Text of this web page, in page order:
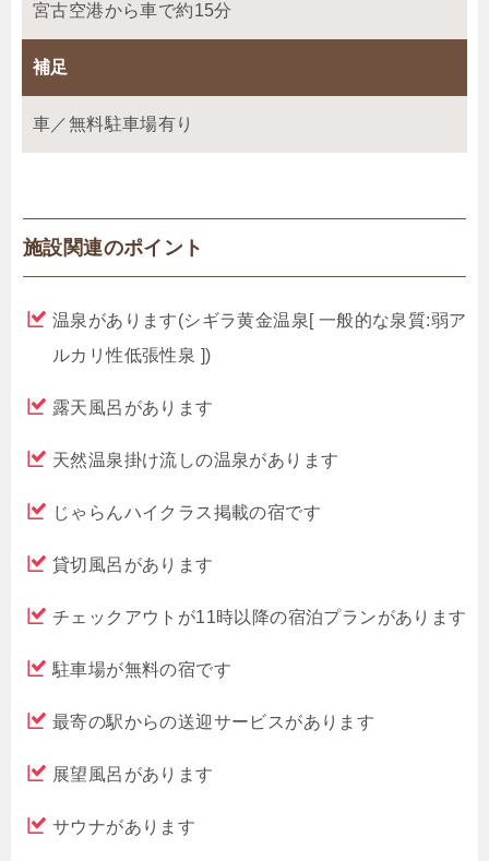
宮古空港から車で約15分
補足
車／無料駐車場有り
施設関連のポイント
温泉があります(シギラ黄金温泉[ 一般的な泉質:弱ア
ルカリ性低張性泉 ])
露天風呂があります
天然温泉掛け流しの温泉があります
じゃらんハイクラス掲載の宿です
貸切風呂があります
チェックアウトが11時以降の宿泊プランがあります
駐車場が無料の宿です
最寄の駅からの送迎サービスがあります
展望風呂があります
サウナがあります